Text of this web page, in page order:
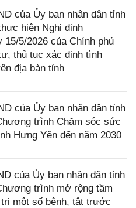
của Ủy ban nhân dân tỉnh
hiện Nghị định
15/5/2026 của Chính phủ
thủ tục xác định tình
địa bàn tỉnh
của Ủy ban nhân dân tỉnh
trình Chăm sóc sức
Hưng Yên đến năm 2030
của Ủy ban nhân dân tỉnh
trình mở rộng tầm
một số bệnh, tật trước